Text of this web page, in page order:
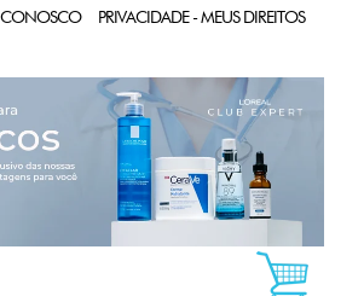
CONOSCO PRIVACIDADE - MEUS DIREITOS